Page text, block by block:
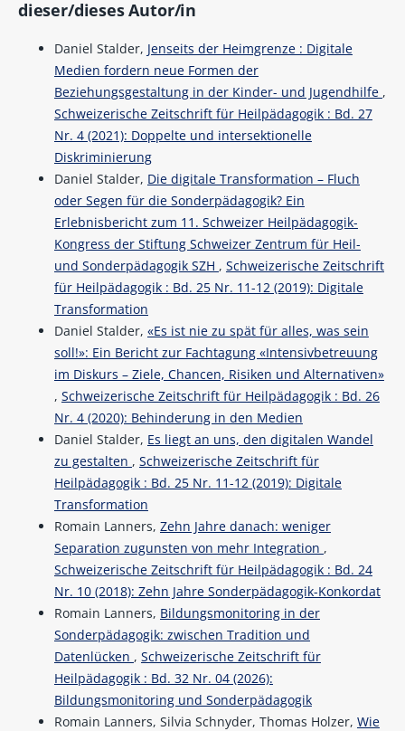
dieser/dieses Autor/in
Daniel Stalder, Jenseits der Heimgrenze : Digitale
Medien fordern neue Formen der
Beziehungsgestaltung in der Kinder- und Jugendhilfe ,
Schweizerische Zeitschrift für Heilpädagogik : Bd. 27
Nr. 4 (2021): Doppelte und intersektionelle
Diskriminierung
Daniel Stalder, Die digitale Transformation – Fluch
oder Segen für die Sonderpädagogik? Ein
Erlebnisbericht zum 11. Schweizer Heilpädagogik-
Kongress der Stiftung Schweizer Zentrum für Heil-
und Sonderpädagogik SZH , Schweizerische Zeitschrift
für Heilpädagogik : Bd. 25 Nr. 11-12 (2019): Digitale
Transformation
Daniel Stalder, «Es ist nie zu spät für alles, was sein
soll!»: Ein Bericht zur Fachtagung «Intensivbetreuung
im Diskurs – Ziele, Chancen, Risiken und Alternativen»
, Schweizerische Zeitschrift für Heilpädagogik : Bd. 26
Nr. 4 (2020): Behinderung in den Medien
Daniel Stalder, Es liegt an uns, den digitalen Wandel
zu gestalten , Schweizerische Zeitschrift für
Heilpädagogik : Bd. 25 Nr. 11-12 (2019): Digitale
Transformation
Romain Lanners, Zehn Jahre danach: weniger
Separation zugunsten von mehr Integration ,
Schweizerische Zeitschrift für Heilpädagogik : Bd. 24
Nr. 10 (2018): Zehn Jahre Sonderpädagogik-Konkordat
Romain Lanners, Bildungsmonitoring in der
Sonderpädagogik: zwischen Tradition und
Datenlücken , Schweizerische Zeitschrift für
Heilpädagogik : Bd. 32 Nr. 04 (2026):
Bildungsmonitoring und Sonderpädagogik
Romain Lanners, Silvia Schnyder, Thomas Holzer, Wie